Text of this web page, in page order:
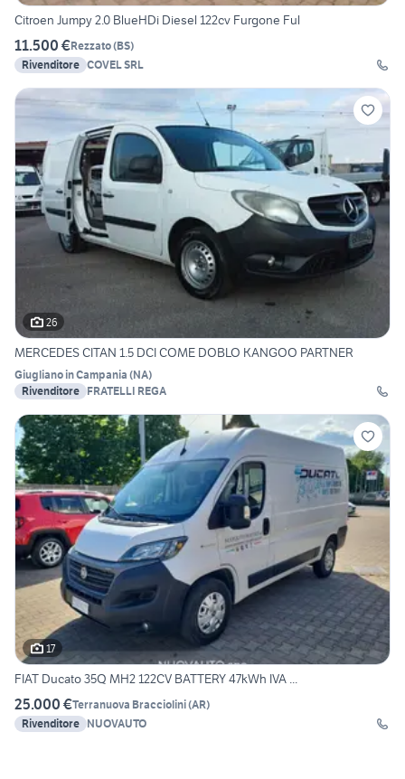
Citroen Jumpy 2.0 BlueHDi Diesel 122cv Furgone Ful
11.500 €Rezzato(BS)
Rivenditore COVEL SRL
26
MERCEDES CITAN 1.5 DCI COME DOBLO KANGOO PARTNER
Giugliano in Campania (NA)
Rivenditore FRATELLI REGA
17
FIAT Ducato 35Q MH2 122CV BATTERY 47kWh IVA ...
25.000 €Terranuova Bracciolini(AR)
Rivenditore NUOVAUTO